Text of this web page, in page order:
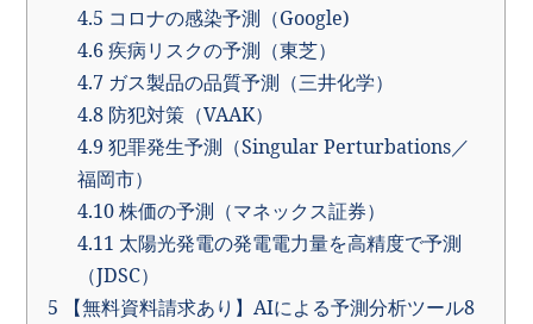
4.5 コロナの感染予測（Google)
4.6疾病リスクの予測（東芝）
4.7ガス製品の品質予測（三井化学）
4.8防犯対策（VAAK）
4.9 犯罪発生予測（Singular Perturbations／
福岡市）
4.10株価の予測（マネックス証券）
4.11 太陽光発電の発電電力量を高精度で予測
（JDSC）
5 【無料資料請求あり】AIによる予測分析ツール8